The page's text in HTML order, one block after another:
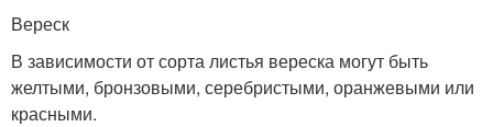
Вереск
В зависимости от сорта листья вереска могут быть
желтыми, бронзовыми, серебристыми, оранжевыми или
красными.